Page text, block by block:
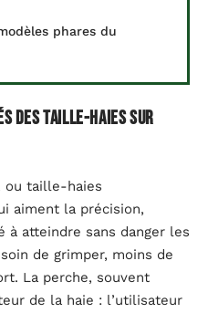
phares du
des taille-haies sur
ou taille-haies
aiment la précision,
à atteindre sans danger les
de grimper, moins de
La perche, souvent
de la haie : l’utilisateur